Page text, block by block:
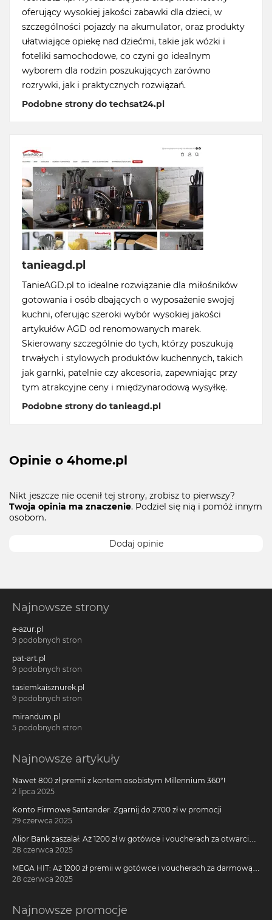
oferujący wysokiej jakości zabawki dla dzieci, w
szczególności pojazdy na akumulator, oraz produkty
ułatwiające opiekę nad dziećmi, takie jak wózki i
foteliki samochodowe, co czyni go idealnym
wyborem dla rodzin poszukujących zarówno
rozrywki, jak i praktycznych rozwiązań.
Podobne strony do techsat24.pl
tanieagd.pl
TanieAGD.pl to idealne rozwiązanie dla miłośników
gotowania i osób dbających o wyposażenie swojej
kuchni, oferując szeroki wybór wysokiej jakości
artykułów AGD od renomowanych marek.
Skierowany szczególnie do tych, którzy poszukują
trwałych i stylowych produktów kuchennych, takich
jak garnki, patelnie czy akcesoria, zapewniając przy
tym atrakcyjne ceny i międzynarodową wysyłkę.
Podobne strony do tanieagd.pl
Opinie o 4home.pl
Nikt jeszcze nie ocenił tej strony, zrobisz to pierwszy?
Twoja opinia ma znaczenie. Podziel się nią i pomóż innym
osobom.
Dodaj opinie
Najnowsze strony
e-azur.pl
9 podobnych stron
pat-art.pl
9 podobnych stron
tasiemkaisznurek.pl
9 podobnych stron
mirandum.pl
5 podobnych stron
Najnowsze artykuły
Nawet 800 zł premii z kontem osobistym Millennium 360°!
2 lipca 2025
Konto Firmowe Santander: Zgarnij do 2700 zł w promocji
29 czerwca 2025
Alior Bank zaszalał: Aż 1200 zł w gotówce i voucherach za otwarcie
darmowego konta!
28 czerwca 2025
MEGA HIT: Aż 1200 zł premii w gotówce i voucherach za darmową
kartę kredytową Citi Simplicity
28 czerwca 2025
Najnowsze promocje